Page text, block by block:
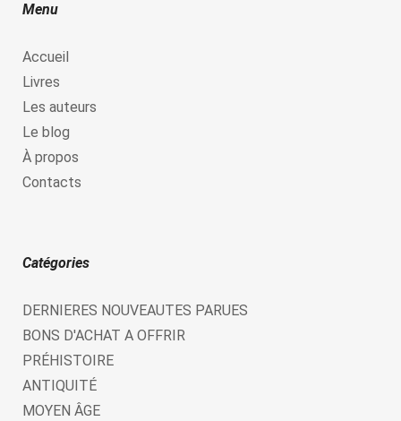
Menu
Accueil
Livres
Les auteurs
Le blog
À propos
Contacts
Catégories
DERNIERES NOUVEAUTES PARUES
BONS D'ACHAT A OFFRIR
PRÉHISTOIRE
ANTIQUITÉ
MOYEN ÂGE